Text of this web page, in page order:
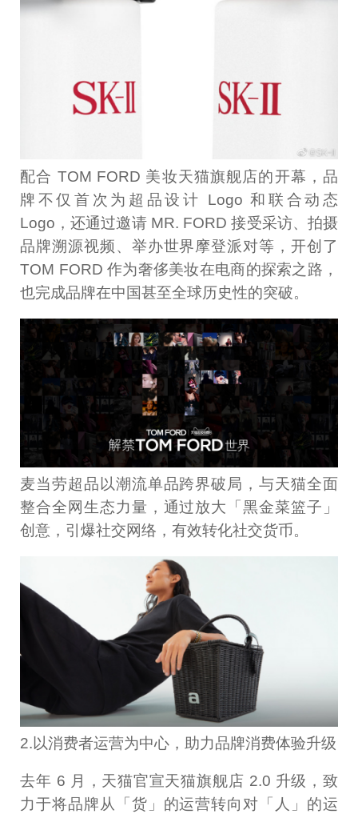
配合 TOM FORD 美妆天猫旗舰店的开幕，品
牌不仅首次为超品设计 Logo 和联合动态
Logo，还通过邀请 MR. FORD 接受采访、拍摄
品牌溯源视频、举办世界摩登派对等，开创了
TOM FORD 作为奢侈美妆在电商的探索之路，
也完成品牌在中国甚至全球历史性的突破。
麦当劳超品以潮流单品跨界破局，与天猫全面
整合全网生态力量，通过放大「黑金菜篮子」
创意，引爆社交网络，有效转化社交货币。
2.以消费者运营为中心，助力品牌消费体验升级
去年 6 月，天猫官宣天猫旗舰店 2.0 升级，致
力于将品牌从「货」的运营转向对「人」的运